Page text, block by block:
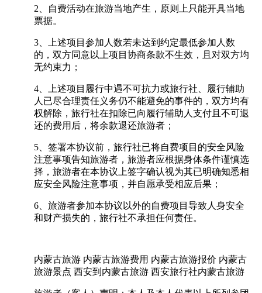
2、自费活动在旅游当地产生，原则上只能开具当地
票据。
3、上述项目参加人数若未达到约定最低参加人数
的，双方同意以上项目协商条款不生效，且对双方均
无约束力；
4、上述项目履行中遇不可抗力或旅行社、履行辅助
人已尽合理责任义务仍不能避免的事件的，双方均有
权解除，旅行社在扣除已向履行辅助人支付且不可退
还的费用后，将余款退还旅游者；
5、签署本协议前，旅行社已将自费项目的安全风险
注意事项告知旅游者，旅游者应根据身体条件谨慎选
择，旅游者在本协议上签字确认视为其已明确知悉相
应安全风险注意事项，并自愿承受相应后果；
6、旅游者参加本协议以外的自费项目导致人身安全
和财产损失的，旅行社不承担任何责任。
内蒙古旅游 内蒙古旅游费用 内蒙古旅游报价 内蒙古
旅游景点 西安到内蒙古旅游 西安旅行社内蒙古旅游